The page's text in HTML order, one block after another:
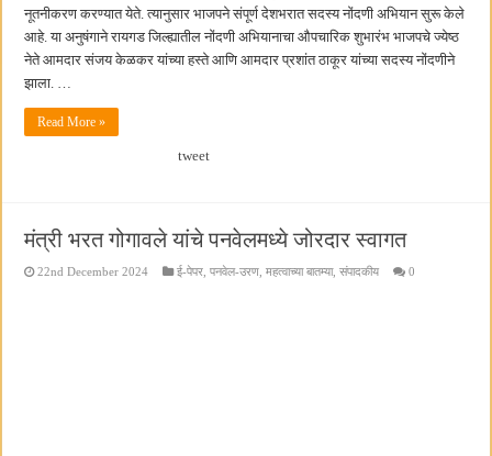
नूतनीकरण करण्यात येते. त्यानुसार भाजपने संपूर्ण देशभरात सदस्य नोंदणी अभियान सुरू केले
आहे. या अनुषंगाने रायगड जिल्ह्यातील नोंदणी अभियानाचा औपचारिक शुभारंभ भाजपचे ज्येष्ठ
नेते आमदार संजय केळकर यांच्या हस्ते आणि आमदार प्रशांत ठाकूर यांच्या सदस्य नोंदणीने
झाला. …
Read More »
tweet
मंत्री भरत गोगावले यांचे पनवेलमध्ये जोरदार स्वागत
22nd December 2024 ई-पेपर ,पनवेल-उरण ,महत्वाच्या बातम्या,संपादकीय 0